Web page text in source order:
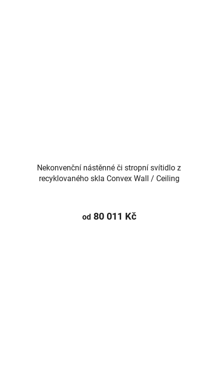
Nekonvenční nástěnné či stropní svítidlo z
recyklovaného skla Convex Wall / Ceiling
od80 011 Kč